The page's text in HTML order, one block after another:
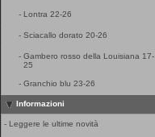
- Lontra 22-26
- Sciacallo dorato 20-26
- Gambero rosso della Louisiana 17-
25
- Granchio blu 23-26
Informazioni
- Leggere le ultime novità